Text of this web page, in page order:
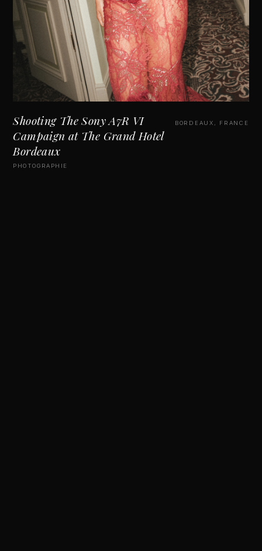
Shooting The Sony A7R VI
Campaign at The Grand Hotel
Bordeaux
BORDEAUX, FRANCE
PHOTOGRAPHIE